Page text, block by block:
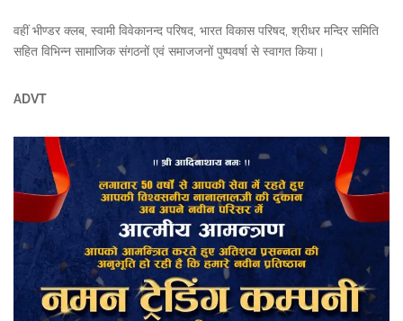
वहीं भीण्डर क्लब, स्वामी विवेकानन्द परिषद, भारत विकास परिषद, श्रीधर मन्दिर समिति
सहित विभिन्न सामाजिक संगठनों एवं समाजजनों पुष्पवर्षा से स्वागत किया।
ADVT